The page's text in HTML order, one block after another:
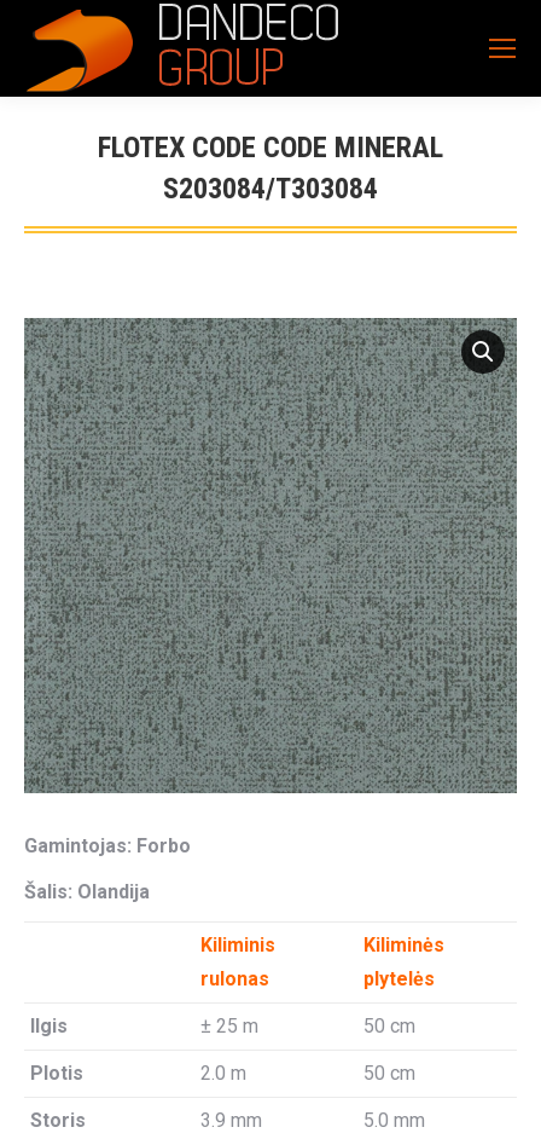
FLOTEX CODE CODE MINERAL
S203084/T303084
Gamintojas: Forbo
Šalis: Olandija
Kiliminis
rulonas
Kiliminės
plytelės
Ilgis ± 25 m 50 cm
Plotis 2.0 m 50 cm
Storis 3.9 mm 5.0 mm